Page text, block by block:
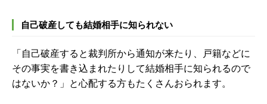
自己破産しても結婚相手に知られない
「自己破産すると裁判所から通知が来たり、戸籍などに
その事実を書き込まれたりして結婚相手に知られるので
はないか？」と心配する方もたくさんおられます。